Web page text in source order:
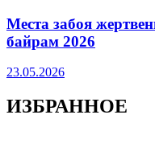
Места забоя
байрам 2026
23.05.2026
ИЗБРАННОЕ